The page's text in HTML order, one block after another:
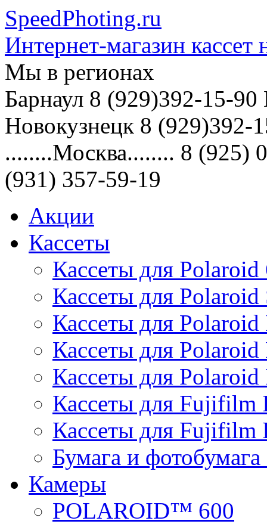
SpeedPhoting.ru
Интернет-магазин кассет
Мы в регионах
Барнаул 8 (929)392-15-
Новокузнецк 8
........Москва........ 8 (925)
(931) 357-59-19
Акции
Кассеты
Кассеты для
Кассеты для
Кассеты для Polaroid
Кассеты для Polaroid
Кассеты для
Кассеты для Fujifilm
Кассеты для Fujifilm
Бумага и
Камеры
POLAROID™ 600